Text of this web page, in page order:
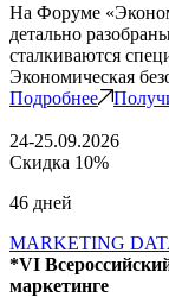
На Форуме
детально
сталкиваются
Экономическая
Подробнее
24-25.09.2026
Скидка 10%
46 дней
MARKETING
*VI
маркетинге